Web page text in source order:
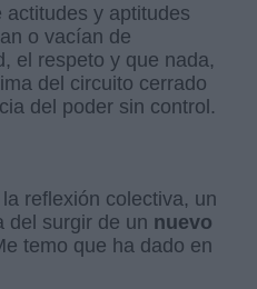
y aptitudes
o vacían de
el respeto y que nada,
del circuito cerrado
del poder sin control.
reflexión colectiva, un
del surgir de un nuevo
temo que ha dado en